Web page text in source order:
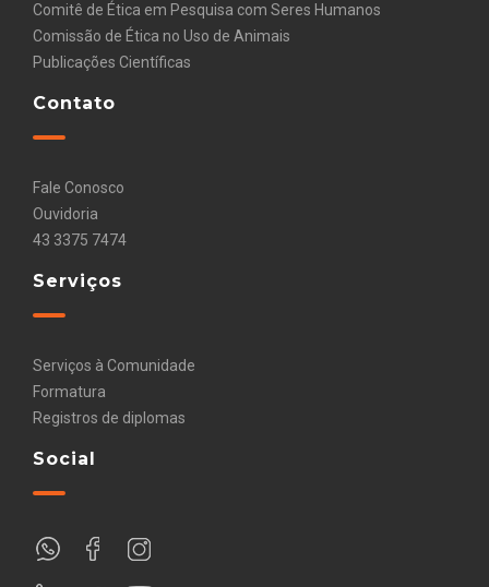
Comitê de Ética em Pesquisa com Seres Humanos
Comissão de Ética no Uso de Animais
Publicações Científicas
Contato
Fale Conosco
Ouvidoria
43 3375 7474
Serviços
Serviços à Comunidade
Formatura
Registros de diplomas
Social